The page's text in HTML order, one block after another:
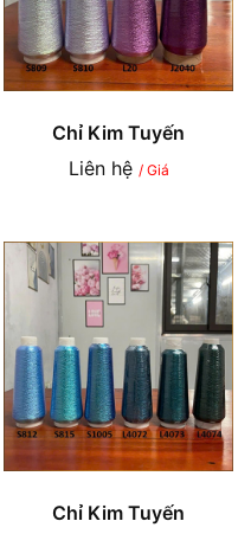
Chỉ Kim Tuyến
Liên hệ / Giá
Chỉ Kim Tuyến